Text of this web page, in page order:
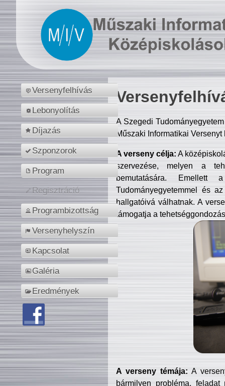
Versenyfelhívás
Lebonyolítás
Díjazás
Szponzorok
Program
Regisztráció
Programbizottság
Versenyhelyszín
Kapcsolat
Galéria
Eredmények
A Szegedi
Műszaki Informatikai
A verseny célja: A
szervezése, melyen a
bemutatására. Emellett
Tudományegyetemmel és
hallgatóivá válhatnak. A
támogatja a
A verseny témája: A
bármilyen probléma, feladat